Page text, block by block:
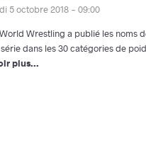
5 octobre 2018 - 09:00
Wrestling a publié les noms
dans les 30 catégories de
plus...